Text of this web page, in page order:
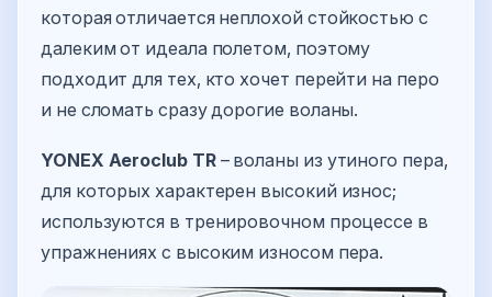
которая отличается неплохой стойкостью с
далеким от идеала полетом, поэтому
подходит для тех, кто хочет перейти на перо
и не сломать сразу дорогие воланы.
YONEX Aeroclub TR– воланы из утиного пера,
для которых характерен высокий износ;
используются в тренировочном процессе в
упражнениях с высоким износом пера.